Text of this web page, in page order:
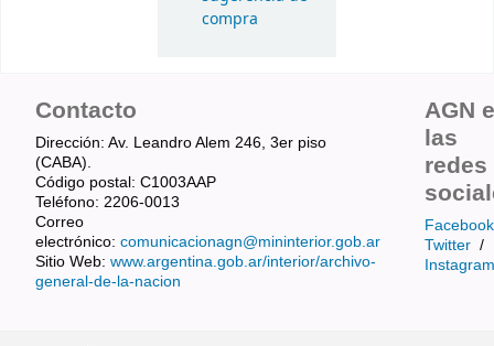
compra
Contacto
Dirección: Av. Leandro Alem 246, 3er piso
(CABA).
Código postal: C1003AAP
Teléfono: 2206-0013
Correo
electrónico: comunicacionagn@mininterior.gob.ar
Sitio Web: www.argentina.gob.ar/interior/archivo-
general-de-la-nacion
AGN
las
redes
Facebook
Twitter /
Instagram